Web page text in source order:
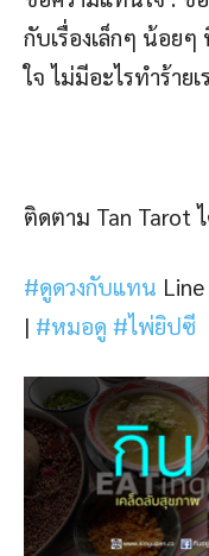
กับเรื่องเล็กๆ น้อยๆ
ใจ ไม่มีอะไรทำร้าย
ติดตาม Tan Tarot
#ดูดวงกับแทน
| #หมอดู #ไพ่ยิปซี